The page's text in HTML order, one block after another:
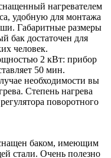
нагревателем
удобную для монтажа
Габаритные размеры
бак достаточен для
человек.
2 кВт: прибор
50 мин.
необходимости вы
Степень нагрева
поворотного
баком, имеющим
стали. Очень полезно